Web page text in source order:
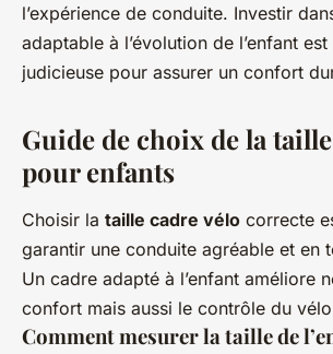
l’expérience de conduite. Investir
adaptable à l’évolution de l’enfant
judicieuse pour assurer un confort
Guide de choix de la
pour enfants
Choisir la taille cadre vélo correcte
garantir une conduite agréable et en
Un cadre adapté à l’enfant améliore
confort mais aussi le contrôle du
Comment mesurer la taille de